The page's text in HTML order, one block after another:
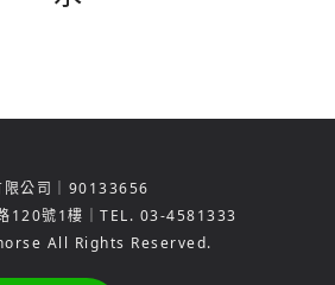
限公司｜90133656
120號1樓 ｜TEL. 03-4581333
All Rights Reserved.